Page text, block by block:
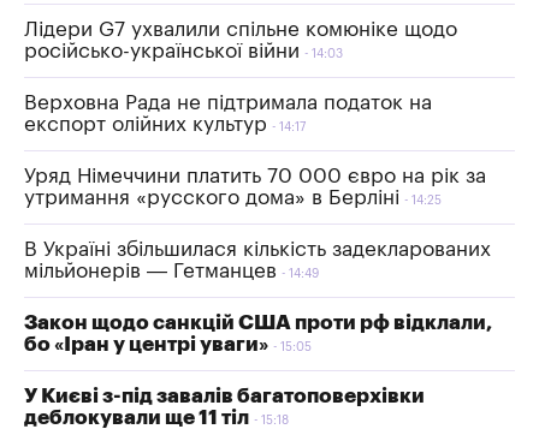
Лідери G7 ухвалили спільне комюніке щодо
російсько-української війни
14:03
Верховна Рада не підтримала податок на
експорт олійних культур
14:17
Уряд Німеччини платить 70 000 євро на рік за
утримання «русского дома» в Берліні
14:25
В Україні збільшилася кількість задекларованих
мільйонерів — Гетманцев
14:49
Закон щодо санкцій США проти рф відклали,
бо «Іран у центрі уваги»
15:05
У Києві з-під завалів багатоповерхівки
деблокували ще 11 тіл
15:18